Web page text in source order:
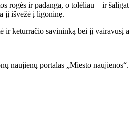
rogės ir padanga, o tolėliau – ir
jį išvežė į ligoninę.
ir keturračio savininką bei jį
naujienų portalas „Miesto